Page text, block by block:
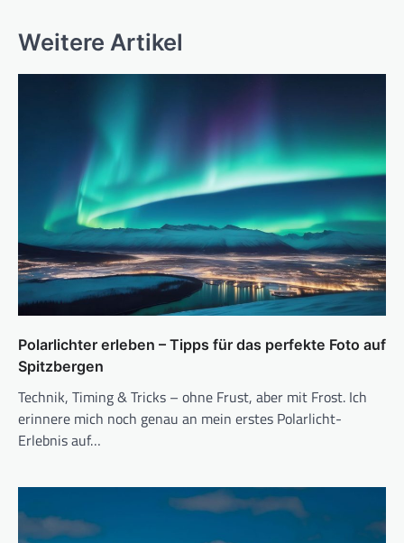
a
a
t
i
o
n
Weitere Artikel
Polarlichter erleben – Tipps für das perfekte Foto auf
Spitzbergen
Technik, Timing & Tricks – ohne Frust, aber mit Frost. Ich
erinnere mich noch genau an mein erstes Polarlicht-
Erlebnis auf…